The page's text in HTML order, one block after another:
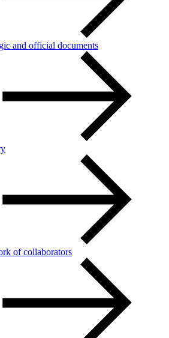
and official documents
of collaborators